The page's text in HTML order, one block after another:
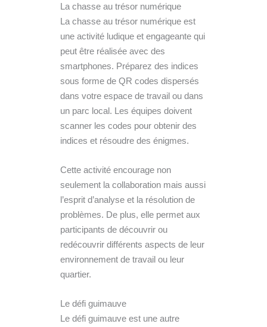
La chasse au trésor numérique
La chasse au trésor numérique est
une activité ludique et engageante qui
peut être réalisée avec des
smartphones. Préparez des indices
sous forme de QR codes dispersés
dans votre espace de travail ou dans
un parc local. Les équipes doivent
scanner les codes pour obtenir des
indices et résoudre des énigmes.
Cette activité encourage non
seulement la collaboration mais aussi
l’esprit d’analyse et la résolution de
problèmes. De plus, elle permet aux
participants de découvrir ou
redécouvrir différents aspects de leur
environnement de travail ou leur
quartier.
Le défi guimauve
Le défi guimauve est une autre